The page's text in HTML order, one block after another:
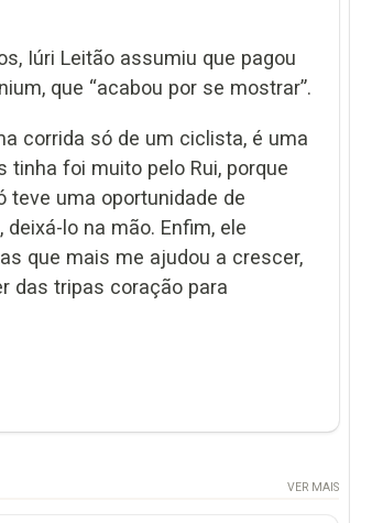
Iúri Leitão assumiu que pagou
que “acabou por se mostrar”.
corrida só de um ciclista, é uma
foi muito pelo Rui, porque
teve uma oportunidade de
lo na mão. Enfim, ele
que mais me ajudou a crescer,
das tripas coração para
VER MAIS